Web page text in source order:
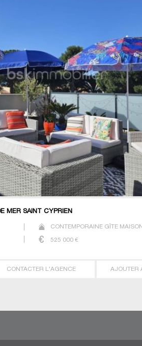
MER SAINT CYPRIEN
CONTEMPORAINE GÎTE
525 000 €
CONTACTER L'AGENCE AJOUTER